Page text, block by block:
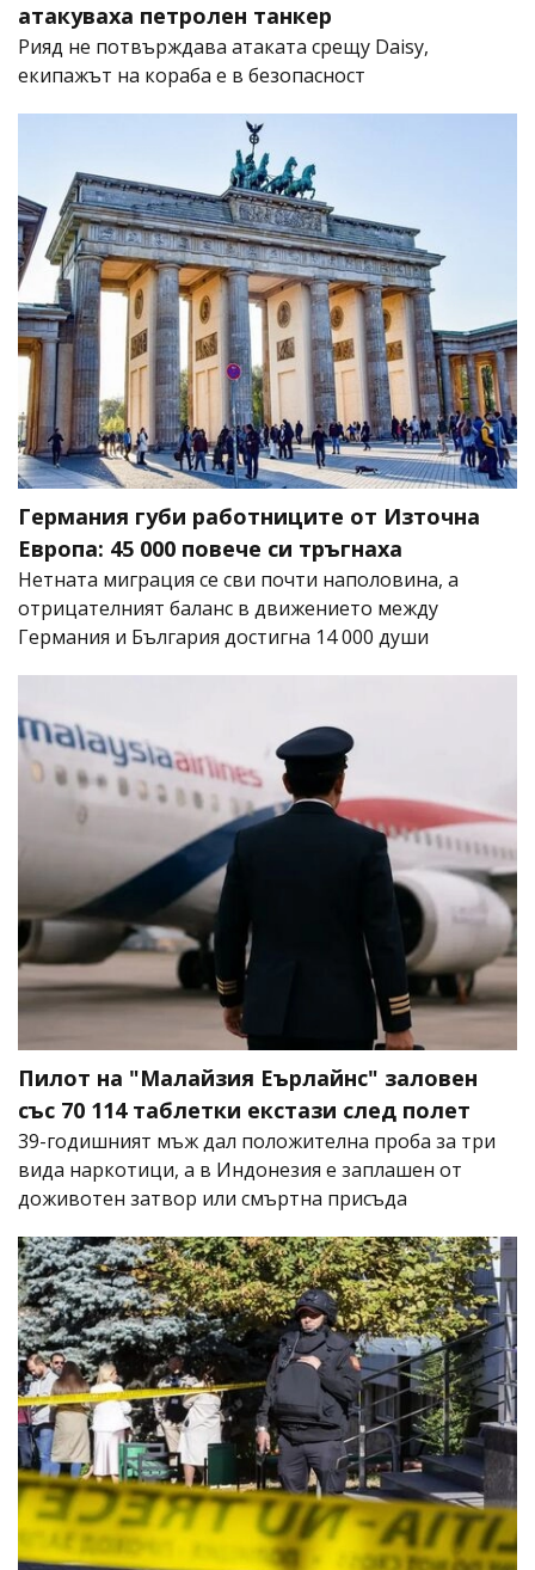
атакуваха петролен танкер
Рияд не потвърждава атаката срещу Daisy,
екипажът на кораба е в безопасност
Германия губи работниците от Източна
Европа: 45 000 повече си тръгнаха
Нетната миграция се сви почти наполовина, а
отрицателният баланс в движението между
Германия и България достигна 14 000 души
Пилот на "Малайзия Еърлайнс" заловен
със 70 114 таблетки екстази след полет
39-годишният мъж дал положителна проба за три
вида наркотици, а в Индонезия е заплашен от
доживотен затвор или смъртна присъда